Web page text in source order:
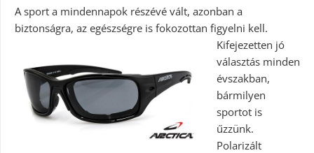
A sport a mindennapok részévé vált, azonban a
biztonságra, az egészségre is fokozottan figyelni kell.
Kifejezetten jó
választás minden
évszakban,
bármilyen
sportot is
űzzünk.
Polarizált